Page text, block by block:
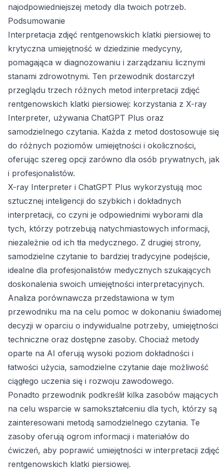
najodpowiedniejszej metody dla twoich potrzeb.
Podsumowanie
Interpretacja zdjęć rentgenowskich klatki piersiowej to
krytyczna umiejętność w dziedzinie medycyny,
pomagająca w diagnozowaniu i zarządzaniu licznymi
stanami zdrowotnymi. Ten przewodnik dostarczył
przeglądu trzech różnych metod interpretacji zdjęć
rentgenowskich klatki piersiowej: korzystania z X-ray
Interpreter, używania ChatGPT Plus oraz
samodzielnego czytania. Każda z metod dostosowuje się
do różnych poziomów umiejętności i okoliczności,
oferując szereg opcji zarówno dla osób prywatnych, jak
i profesjonalistów.
X-ray Interpreter i ChatGPT Plus wykorzystują moc
sztucznej inteligencji do szybkich i dokładnych
interpretacji, co czyni je odpowiednimi wyborami dla
tych, którzy potrzebują natychmiastowych informacji,
niezależnie od ich tła medycznego. Z drugiej strony,
samodzielne czytanie to bardziej tradycyjne podejście,
idealne dla profesjonalistów medycznych szukających
doskonalenia swoich umiejętności interpretacyjnych.
Analiza porównawcza przedstawiona w tym
przewodniku ma na celu pomoc w dokonaniu świadomej
decyzji w oparciu o indywidualne potrzeby, umiejętności
techniczne oraz dostępne zasoby. Chociaż metody
oparte na AI oferują wysoki poziom dokładności i
łatwości użycia, samodzielne czytanie daje możliwość
ciągłego uczenia się i rozwoju zawodowego.
Ponadto przewodnik podkreślił kilka zasobów mających
na celu wsparcie w samokształceniu dla tych, którzy są
zainteresowani metodą samodzielnego czytania. Te
zasoby oferują ogrom informacji i materiałów do
ćwiczeń, aby poprawić umiejętności w interpretacji zdjęć
rentgenowskich klatki piersiowej.